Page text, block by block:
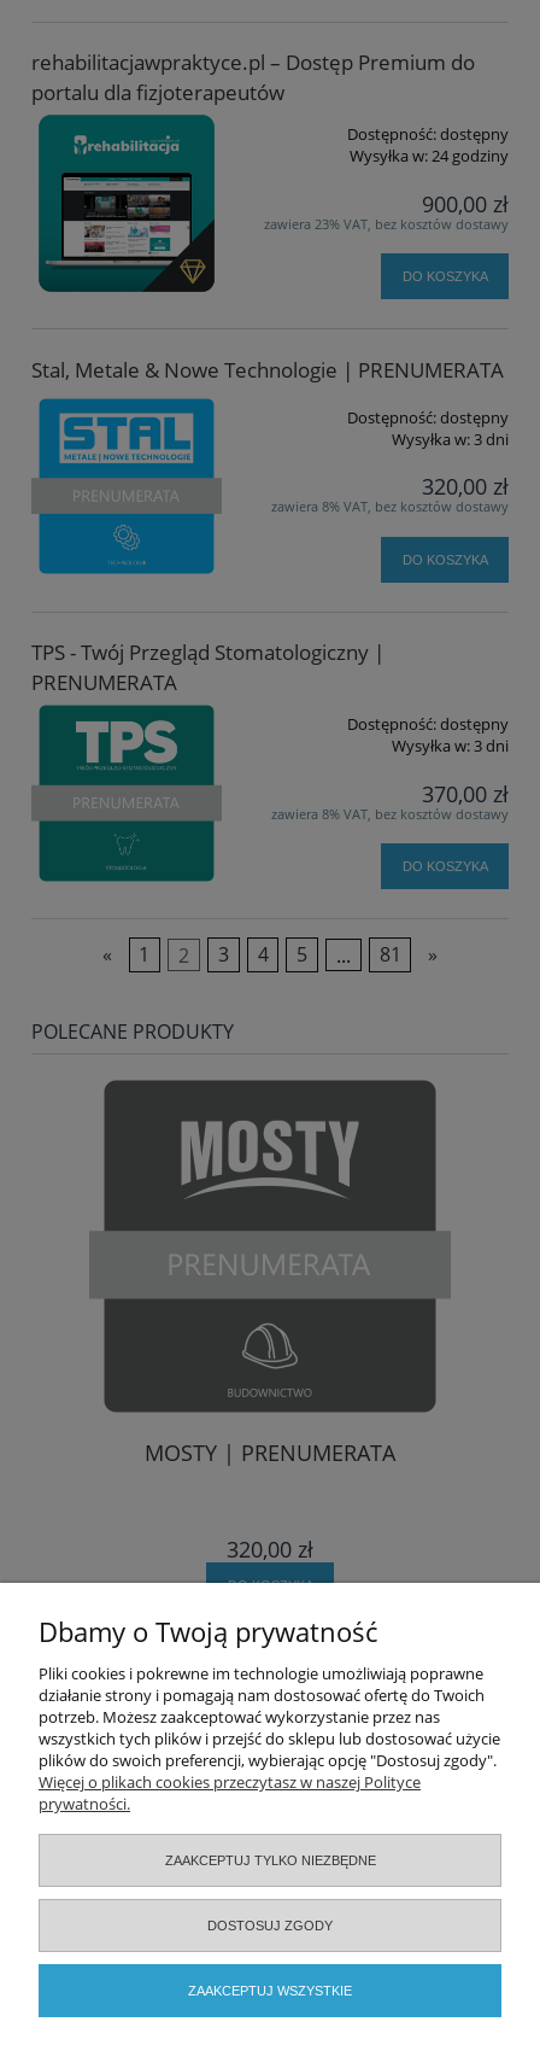
rehabilitacjawpraktyce.pl – Dostęp Premium do
portalu dla fizjoterapeutów
Dostępność:dostępny
Wysyłka w:24 godziny
900,00 zł
zawiera 23% VAT, bez kosztów dostawy
DO KOSZYKA
Stal, Metale & Nowe Technologie | PRENUMERATA
Dostępność:dostępny
Wysyłka w:3 dni
320,00 zł
zawiera 8% VAT, bez kosztów dostawy
DO KOSZYKA
TPS - Twój Przegląd Stomatologiczny |
PRENUMERATA
Dostępność:dostępny
Wysyłka w:3 dni
370,00 zł
zawiera 8% VAT, bez kosztów dostawy
DO KOSZYKA
« 1 2 3 4 5 ... 81 »
POLECANE PRODUKTY
MOSTY | PRENUMERATA
320,00 zł
DO KOSZYKA
Moje konto
Zamówienia
Informacje
O nas
Serwisy specjalistyczne
Dbamy o Twoją prywatność
Pliki cookies i pokrewne im technologie umożliwiają poprawne
działanie strony i pomagają nam dostosować ofertę do Twoich
potrzeb. Możesz zaakceptować wykorzystanie przez nas
wszystkich tych plików i przejść do sklepu lub dostosować użycie
plików do swoich preferencji, wybierając opcję "Dostosuj zgody".
Więcej o plikach cookies przeczytasz w naszej Polityce
prywatności.
ZAAKCEPTUJ TYLKO NIEZBĘDNE
DOSTOSUJ ZGODY
ZAAKCEPTUJ WSZYSTKIE